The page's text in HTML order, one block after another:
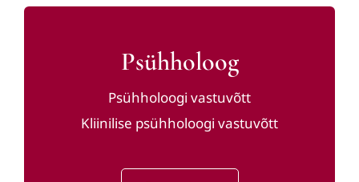
Psühholoog
Psühholoogi vastuvõtt
Kliinilise psühholoogi vastuvõtt